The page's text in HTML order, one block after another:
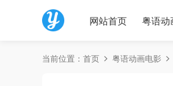
网站首页 粤语动
当前位置： 首页 粤语动画电影